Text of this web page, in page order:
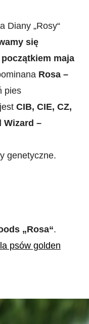
Diany „Rosy“
się
początkiem maja
Rosa –
pies
CIB, CIE, CZ,
Wizard –
genetyczne.
„Rosa“.
psów golden